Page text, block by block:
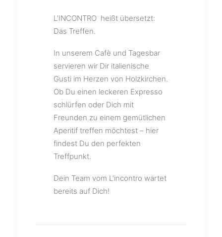
L’INCONTRO heißt übersetzt:
Das Treffen.
In unserem Cafè und Tagesbar
servieren wir Dir italienische
Gusti im Herzen von Holzkirchen.
Ob Du einen leckeren Expresso
schlürfen oder Dich mit
Freunden zu einem gemütlichen
Aperitif treffen möchtest – hier
findest Du den perfekten
Treffpunkt.
Dein Team vom L’incontro wartet
bereits auf Dich!